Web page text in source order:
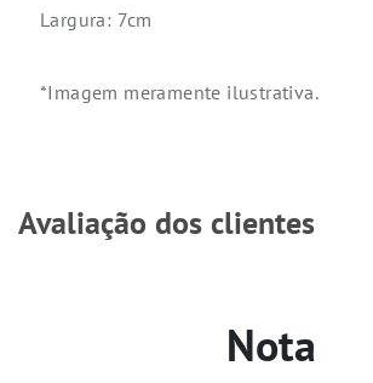
Largura: 7cm
*Imagem meramente ilustrativa.
Avaliação dos clientes
Nota